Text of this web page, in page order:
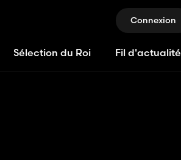
Connexion
Sélection du Roi Fil d'actualité